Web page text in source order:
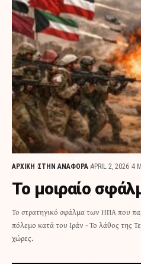
ΑΡΧΙΚΗ ΣΤΗΝ ΑΝΑΦΟΡΑ APRIL 2, 2026 4
Το μοιραίο
Το στρατηγικό σφάλμα των ΗΠΑ που
πόλεμο κατά του Ιράν - Το λάθος της
χώρες.